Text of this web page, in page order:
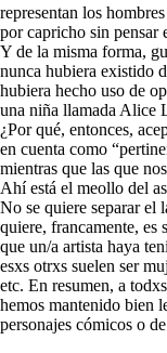
representan los
por capricho sin pensar
Y de la misma forma,
nunca hubiera existido
hubiera hecho uso de
una niña llamada Alice
¿Por qué, entonces,
en cuenta como
mientras que las que
Ahí está el meollo del
No se quiere separar el
quiere, francamente, es
que un/a artista haya
esxs otrxs suelen ser
etc. En resumen, a
hemos mantenido bien
personajes cómicos o